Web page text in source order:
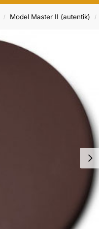
/ Model Master II (autentik) /